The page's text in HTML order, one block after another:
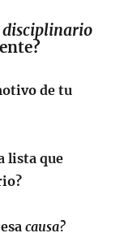
disciplinario
de tu
lista que
causa?